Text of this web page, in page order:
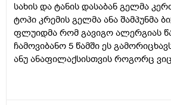
სახის და ტანის დასაბან გელმა
ტოპი კრემის გელმა ანა შამპუნმა
ფლუიდმა რომ გავიგო ალერგიას
ჩამოვიბანო 5 წამში ეს
ანუ ანაფილაქსისთვის როგორც
ანაფილაქცია განვითარდეს